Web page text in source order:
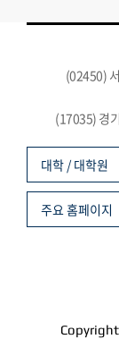
(02450)
(17035) 경
대학 / 대학원
주요 홈페이지